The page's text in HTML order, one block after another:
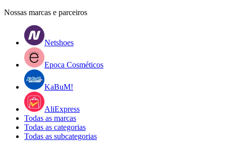
Nossas marcas e parceiros
Netshoes
Epoca Cosméticos
KaBuM!
AliExpress
Todas as marcas
Todas as categorias
Todas as subcategorias